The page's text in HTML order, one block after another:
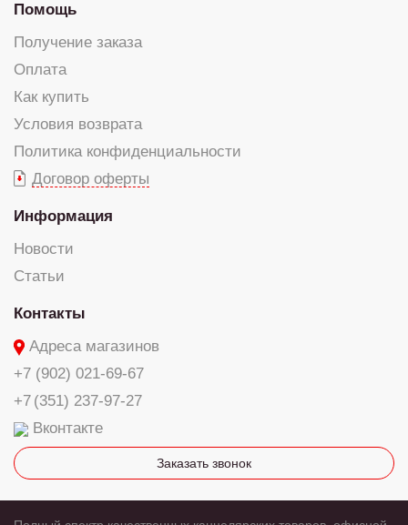
Помощь
Получение заказа
Оплата
Как купить
Условия возврата
Политика конфиденциальности
Договор оферты
Информация
Новости
Статьи
Контакты
Адреса магазинов
+7 (902) 021-69-67
+7 (351) 237-97-27
Вконтакте
Заказать звонок